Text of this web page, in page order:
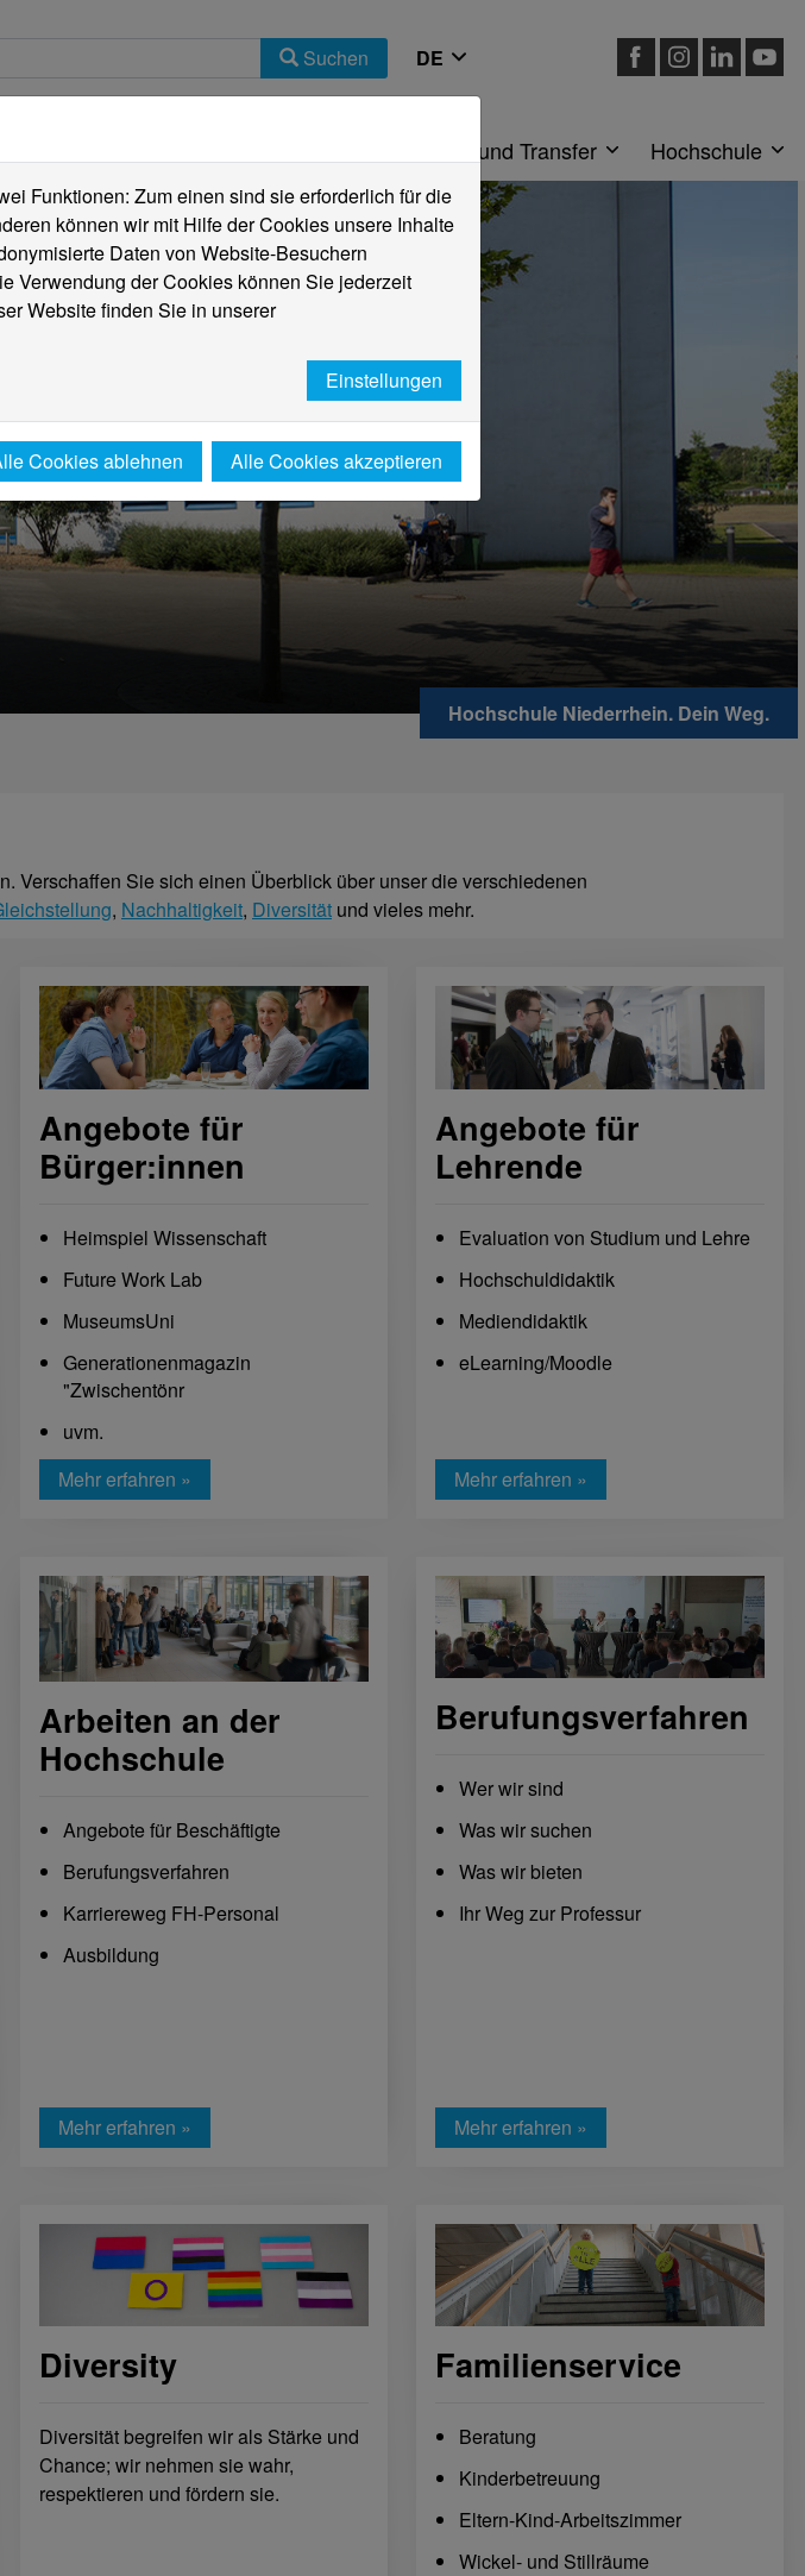
Suchen
Forschung und Transfer Hochschule
Hochschule Niederrhein. Dein Weg.
Verschaffen Sie sich einen Überblick über unser die verschiedenen
, Nachhaltigkeit, Diversität und vieles mehr.
Angebote für
Bürger:innen
Heimspiel Wissenschaft
Future Work Lab
MuseumsUni
Generationenmagazin
"Zwischentönr
uvm.
Mehr erfahren »
Angebote für
Lehrende
Evaluation von Studium und Lehre
Hochschuldidaktik
Mediendidaktik
eLearning/Moodle
Mehr erfahren »
Arbeiten an der
Hochschule
Angebote für Beschäftigte
Berufungsverfahren
Karriereweg FH-Personal
Ausbildung
Mehr erfahren »
Berufungsverfahren
Wer wir sind
Was wir suchen
Was wir bieten
Ihr Weg zur Professur
Mehr erfahren »
Diversity
Diversität begreifen wir als Stärke und
Chance; wir nehmen sie wahr,
respektieren und fördern sie.
Familienservice
Beratung
Kinderbetreuung
Eltern-Kind-Arbeitszimmer
Wickel- und Stillräume
Funktionen: Zum einen sind sie erforderlich für die
können wir mit Hilfe der Cookies unsere Inhalte
Daten von Website-Besuchern
Verwendung der Cookies können Sie jederzeit
Website finden Sie in unserer
Einstellungen
Cookies ablehnen Alle Cookies akzeptieren